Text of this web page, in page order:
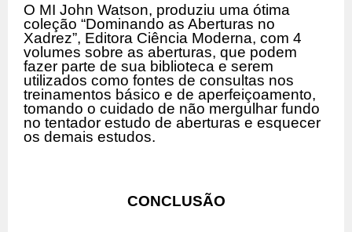
O MI John Watson, produziu uma ótima
coleção “Dominando as Aberturas no
Xadrez”, Editora Ciência Moderna, com 4
volumes sobre as aberturas, que podem
fazer parte de sua biblioteca e serem
utilizados como fontes de consultas nos
treinamentos básico e de aperfeiçoamento,
tomando o cuidado de não mergulhar fundo
no tentador estudo de aberturas e esquecer
os demais estudos.
CONCLUSÃO